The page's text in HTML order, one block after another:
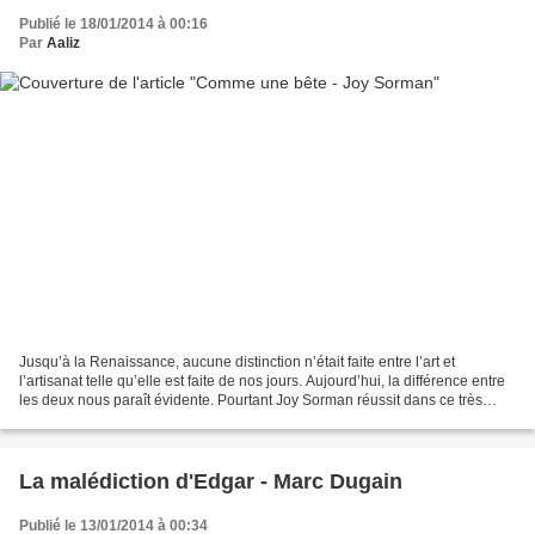
Publié le 18/01/2014 à 00:16
Par Aaliz
Jusqu’à la Renaissance, aucune distinction n’était faite entre l’art et
l’artisanat telle qu’elle est faite de nos jours. Aujourd’hui, la différence entre
les deux nous paraît évidente. Pourtant Joy Sorman réussit dans ce très
La malédiction d'Edgar - Marc Dugain
Publié le 13/01/2014 à 00:34